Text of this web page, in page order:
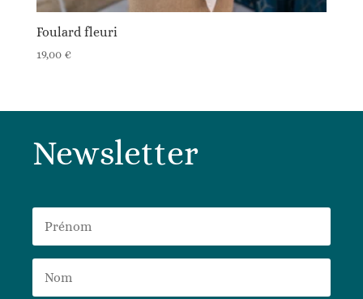
Foulard fleuri
19,00 €
Newsletter